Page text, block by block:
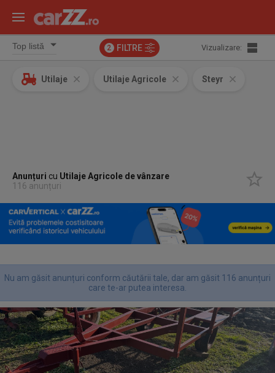
2 FILTRE Vizualizare:
Utilaje Utilaje Agricole Steyr
Anunțuri cu Utilaje Agricole de vânzare
116 anunțuri
Nu am găsit anunțuri conform căutării tale, dar am găsit 116 anunțuri
care te-ar putea interesa.